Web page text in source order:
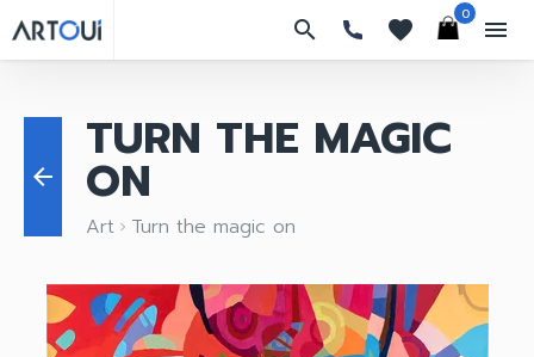
search favorites
0
menu
arrow_back
TURN THE MAGIC
ON
Art keyboard_arrow_right Turn the magic on